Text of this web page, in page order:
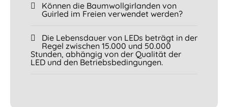
Können die Baumwollgirlanden von
Guirled im Freien verwendet werden?
Die Lebensdauer von LEDs beträgt in der
Regel zwischen 15.000 und 50.000
Stunden, abhängig von der Qualität der
LED und den Betriebsbedingungen.